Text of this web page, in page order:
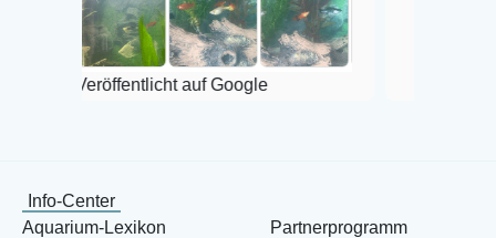
auf Google
Veröffentlicht auf
Info-Center
Aquarium-Lexikon
Partnerprogramm